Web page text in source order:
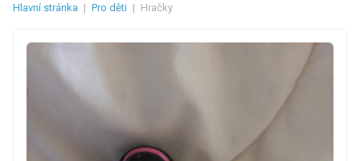
Hlavní stránka | Pro děti | Hračky